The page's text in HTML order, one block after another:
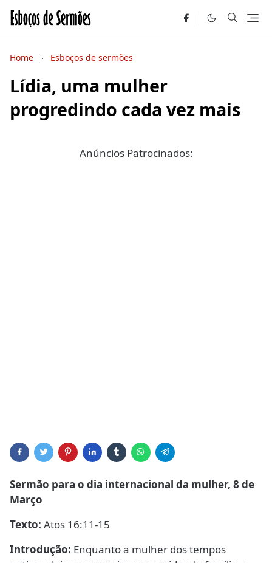
Home Esboços de sermões
Lídia, uma mulher
progredindo cada vez mais
Anúncios Patrocinados:
Sermão para o dia internacional da mulher, 8 de
Março
Texto: Atos 16:11-15
Introdução: Enquanto a mulher dos tempos